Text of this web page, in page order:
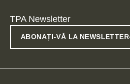
TPA Newsletter
ABONAȚI-VĂ LA NEWSLETTER